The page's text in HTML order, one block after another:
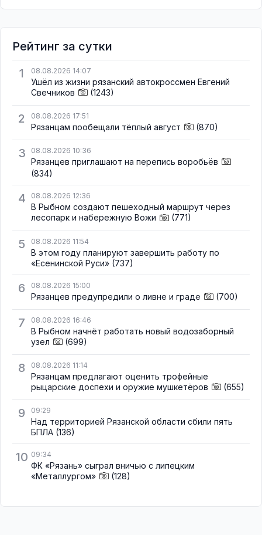
Рейтинг за сутки
1
08.08.2026 14:07
Ушёл из жизни рязанский автокроссмен Евгений
Свечников
(1243)
2 08.08.2026 17:51
Рязанцам пообещали тёплый август (870)
3 08.08.2026 10:36
Рязанцев приглашают на перепись воробьёв
(834)
4 08.08.2026 12:36
В Рыбном создают пешеходный маршрут через
лесопарк и набережную Вожи
(771)
5 08.08.2026 11:54
В этом году планируют завершить работу по
«Есенинской Руси» (737)
6 08.08.2026 15:00
Рязанцев предупредили о ливне и граде (700)
7 08.08.2026 16:46
В Рыбном начнёт работать новый водозаборный
узел
(699)
8 08.08.2026 11:14
Рязанцам предлагают оценить трофейные
рыцарские доспехи и оружие мушкетёров
(655)
9 09:29
Над территорией Рязанской области сбили пять
БПЛА (136)
10 09:34
ФК «Рязань» сыграл вничью с липецким
«Металлургом»
(128)